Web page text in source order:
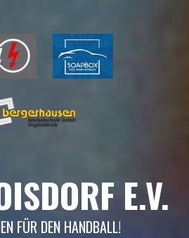
E.V.
FÜR DEN HANDBALL!